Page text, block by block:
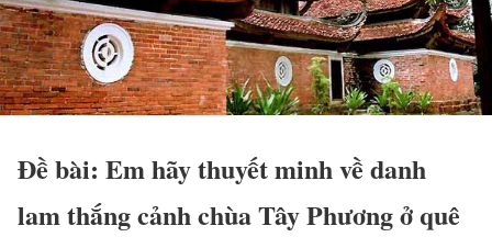
Đề bài: Em hãy thuyết minh về danh
lam thắng cảnh chùa Tây Phương ở quê